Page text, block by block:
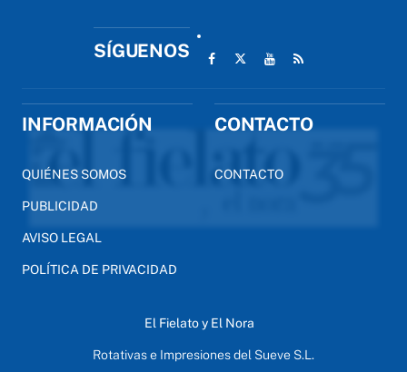
SÍGUENOS
INFORMACIÓN
QUIÉNES SOMOS
PUBLICIDAD
AVISO LEGAL
POLÍTICA DE PRIVACIDAD
CONTACTO
CONTACTO
El Fielato y El Nora
Rotativas e Impresiones del Sueve S.L.